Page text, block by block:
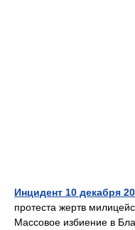
Инцидент 10 декабря
протеста жертв
Массовое избиение в